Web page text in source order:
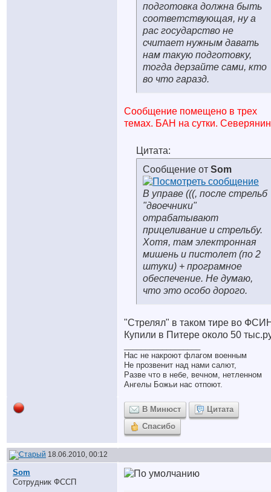
подготовка должна быть
соответствующая, ну а
рас государство не
считает нужным давать
нам такую подготовку,
тогда дерзайте сами, кто
во что гаразд.
Сообщение помещено в трех
темах. БАН на сутки.
Цитата:
Сообщение от Som
В управе (((, после стрельб
"двоечники"
отрабатывают
прицеливание и стрельбу.
Хотя, там электронная
мишень и пистолет (по 2
штуки) + програмное
обеспечение. Не думаю,
что это особо дорого.
"Стрелял" в таком тире во
Купили в Питере около 50
Нас не накроют флагом военным
Не прозвенит над нами салют,
Разве что в небе, вечном, нетленном
Ангелы Божьи нас отпоют.
В Минюст
Цитата
Спасибо
18.06.2010, 00:12
Som
Сотрудник ФССП